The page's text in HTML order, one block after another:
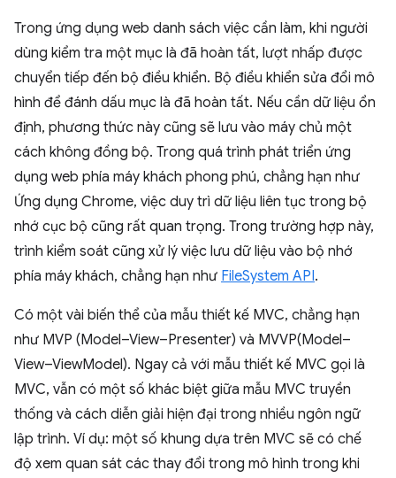
Trong ứng dụng web danh sách việc cần làm, khi người
dùng kiểm tra một mục là đã hoàn tất, lượt nhấp được
chuyển tiếp đến bộ điều khiển. Bộ điều khiển sửa đổi mô
hình để đánh dấu mục là đã hoàn tất. Nếu cần dữ liệu ổn
định, phương thức này cũng sẽ lưu vào máy chủ một
cách không đồng bộ. Trong quá trình phát triển ứng
dụng web phía máy khách phong phú, chẳng hạn như
Ứng dụng Chrome, việc duy trì dữ liệu liên tục trong bộ
nhớ cục bộ cũng rất quan trọng. Trong trường hợp này,
trình kiểm soát cũng xử lý việc lưu dữ liệu vào bộ nhớ
phía máy khách, chẳng hạn như FileSystem API.
Có một vài biến thể của mẫu thiết kế MVC, chẳng hạn
như MVP (Model–View–Presenter) và MVVP(Model–
View–ViewModel). Ngay cả với mẫu thiết kế MVC gọi là
MVC, vẫn có một số khác biệt giữa mẫu MVC truyền
thống và cách diễn giải hiện đại trong nhiều ngôn ngữ
lập trình. Ví dụ: một số khung dựa trên MVC sẽ có chế
độ xem quan sát các thay đổi trong mô hình trong khi